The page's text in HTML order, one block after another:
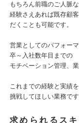
もちろん前職のご人脈
経験さえあれば既存顧
だくことも可能です。
営業としてのパフォー
卒～入社数年目までの
モチベーション管理、
これまでの経験と実績
挑戦してほしい業務です
求められるス